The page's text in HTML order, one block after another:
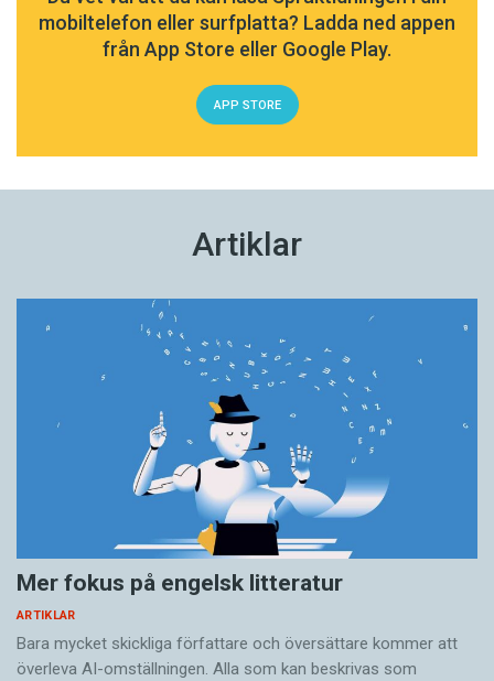
mobiltelefon eller surfplatta? Ladda ned appen
från App Store eller Google Play.
APP STORE
Artiklar
Mer fokus på engelsk litteratur
ARTIKLAR
Bara mycket skickliga författare och översättare ­kommer att
överleva AI-omställningen. Alla som kan beskrivas som